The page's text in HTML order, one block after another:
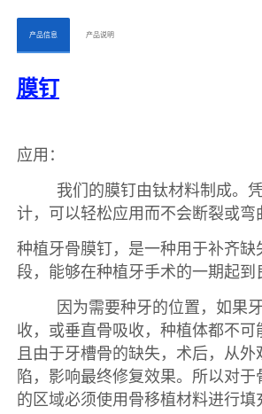
ㅤㅤ产品信息ㅤㅤ ㅤㅤ产品说明ㅤㅤ